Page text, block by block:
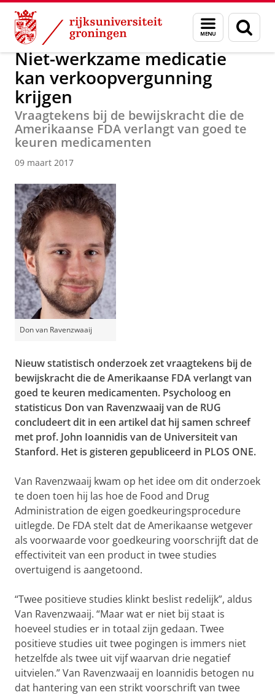
Skip
Content
Skip
Navigation
Menu
en
zoeken
Over ons Actueel Nieuws Nieuwsberichten
Niet-werkzame medicatie
kan verkoopvergunning
krijgen
Vraagtekens bij de bewijskracht die de
Amerikaanse FDA verlangt van goed te
keuren medicamenten
09 maart 2017
Don van Ravenzwaaij
Nieuw statistisch onderzoek zet vraagtekens bij de
bewijskracht die de Amerikaanse FDA verlangt van
goed te keuren medicamenten. Psycholoog en
statisticus Don van Ravenzwaaij van de RUG
concludeert dit in een artikel dat hij samen schreef
met prof. John Ioannidis van de Universiteit van
Stanford. Het is gisteren gepubliceerd in PLOS ONE.
Van Ravenzwaaij kwam op het idee om dit onderzoek
te doen toen hij las hoe de Food and Drug
Administration de eigen goedkeuringsprocedure
uitlegde. De FDA stelt dat de Amerikaanse wetgever
als voorwaarde voor goedkeuring voorschrijft dat de
effectiviteit van een product in twee studies
overtuigend is aangetoond.
“Twee positieve studies klinkt beslist redelijk”, aldus
Van Ravenzwaaij. “Maar wat er niet bij staat is
hoeveel studies er in totaal zijn gedaan. Twee
positieve studies uit twee pogingen is immers niet
hetzelfde als twee uit vijf waarvan drie negatief
uitvielen.” Van Ravenzwaaij en Ioannidis betogen nu
dat hantering van een strikt voorschrift van twee